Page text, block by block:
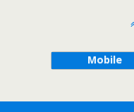
Mobile